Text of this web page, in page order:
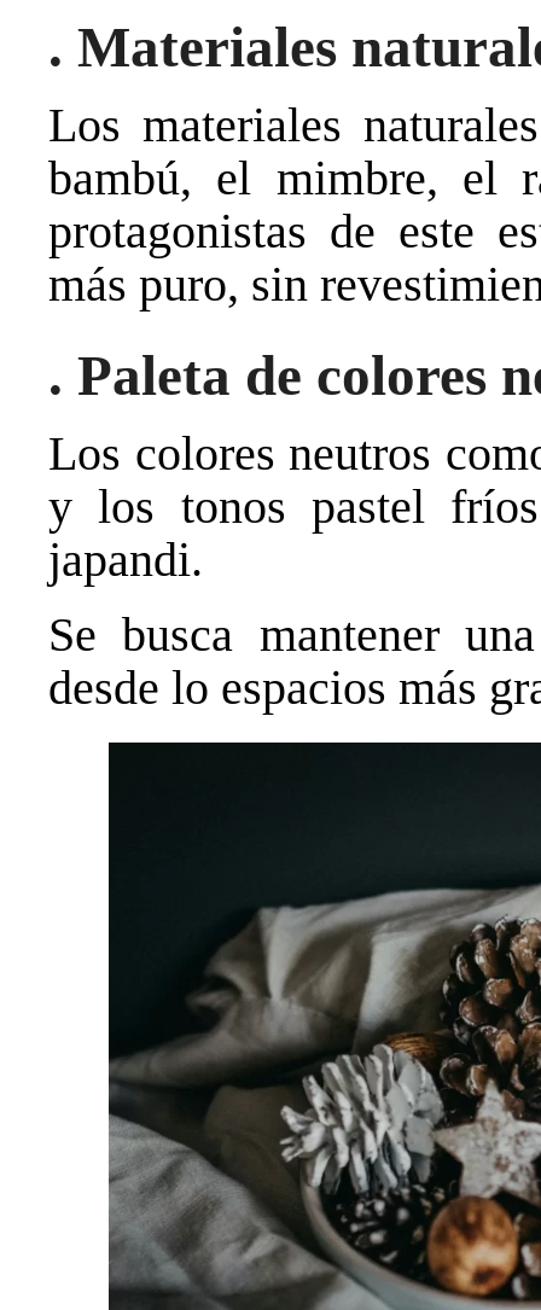
. Materiales
Los materiales
bambú, el mimbre, el
protagonistas de este
más puro, sin
. Paleta de colores
Los colores neutros
y los tonos pastel
japandi.
Se busca mantener
desde lo espacios más